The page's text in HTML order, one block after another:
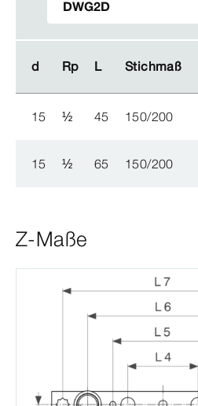
d Rp L Stichmaß
d Rp L Stichmaß
15 ½ 45 150/200
15 ½ 65 150/200
Z-Maße